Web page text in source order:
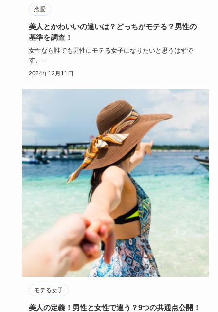
恋愛
美人とかわいいの違いは？どっちがモテる？男性の
基準を調査！
女性なら誰でも男性にモテる女子になりたいと思うはずで
す。
モテる女子とは「美人」を指すのか、「かわいい女性」のこ
2024年12月11日
モテる女子
美人の定義！男性と女性で違う？9つの共通点公開！